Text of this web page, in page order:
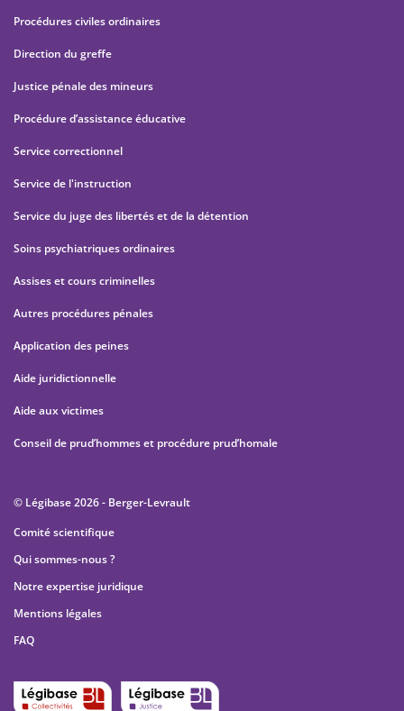
Procédures civiles ordinaires
Direction du greffe
Justice pénale des mineurs
Procédure d’assistance éducative
Service correctionnel
Service de l'instruction
Service du juge des libertés et de la détention
Soins psychiatriques ordinaires
Assises et cours criminelles
Autres procédures pénales
Application des peines
Aide juridictionnelle
Aide aux victimes
Conseil de prud’hommes et procédure prud’homale
© Légibase 2026 - Berger-Levrault
Comité scientifique
Qui sommes-nous ?
Notre expertise juridique
Mentions légales
FAQ